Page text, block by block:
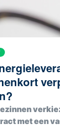
met een